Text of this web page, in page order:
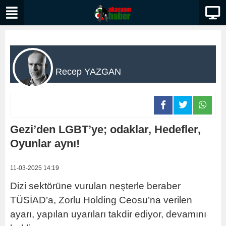
Recep YAZGAN
Gezi’den LGBT’ye; odaklar, Hedefler,
Oyunlar aynı!
11-03-2025 14:19
Dizi sektörüne vurulan neşterle beraber
TÜSİAD’a, Zorlu Holding Ceosu’na verilen
ayarı, yapılan uyarıları takdir ediyor, devamını